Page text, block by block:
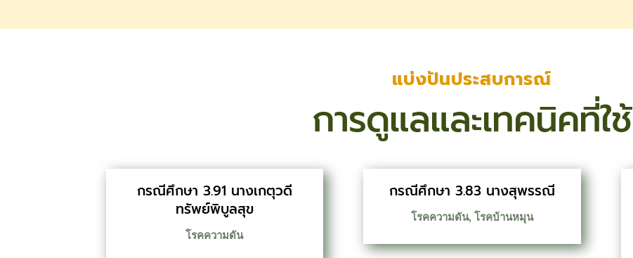
แบ่งปันประสบการณ์
การดูแลและเทคนิคที่ใช้
กรณีศึกษา 3.91 นางเกตุวดี
ทรัพย์พิบูลสุข
โรคความดัน
กรณีศึกษา 3.83 นางสุพรรณี
โรคความดัน, โรคบ้านหมุน